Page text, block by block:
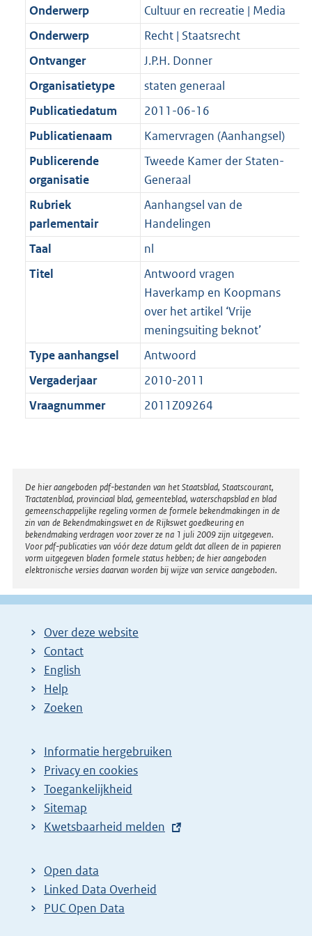
t
a
t
K
b
2
K
b
Onderwerp
Cultuur en recreatie | Media
Onderwerp
Recht | Staatsrecht
Ontvanger
J.P.H. Donner
Organisatietype
staten generaal
Publicatiedatum
2011-06-16
Publicatienaam
Kamervragen (Aanhangsel)
Publicerende
organisatie
Tweede Kamer der Staten-
Generaal
Rubriek
parlementair
Aanhangsel van de
Handelingen
Taal
nl
Titel
Antwoord vragen
Haverkamp en Koopmans
over het artikel ‘Vrije
meningsuiting beknot’
Type aanhangsel
Antwoord
Vergaderjaar
2010-2011
Vraagnummer
2011Z09264
Disclaimer
De hier aangeboden pdf-bestanden van het Staatsblad, Staatscourant,
Tractatenblad, provinciaal blad, gemeenteblad, waterschapsblad en blad
gemeenschappelijke regeling vormen de formele bekendmakingen in de
zin van de Bekendmakingswet en de Rijkswet goedkeuring en
bekendmaking verdragen voor zover ze na 1 juli 2009 zijn uitgegeven.
Voor pdf-publicaties van vóór deze datum geldt dat alleen de in papieren
vorm uitgegeven bladen formele status hebben; de hier aangeboden
elektronische versies daarvan worden bij wijze van service aangeboden.
Over deze website
Contact
English
Help
Zoeken
Informatie hergebruiken
Privacy en cookies
Toegankelijkheid
Sitemap
E
t
e
r
Kwetsbaarheid melden
Open data
Linked Data Overheid
PUC Open Data